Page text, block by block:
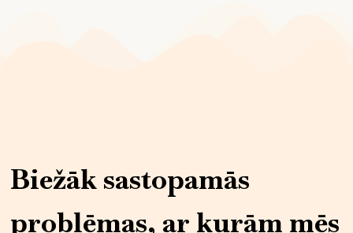
Biežāk sastopamās
problēmas, ar kurām mēs